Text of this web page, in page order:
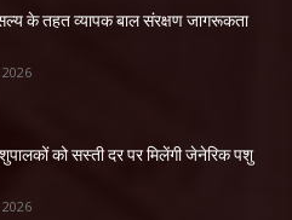
के तहत व्यापक बाल संरक्षण जागरूकता
को सस्ती दर पर मिलेंगी जेनेरिक पशु